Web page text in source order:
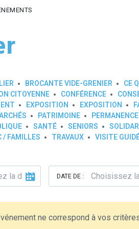
BROCANTE VIDE-GRENIER CE
CITOYENNE
CONFÉRENCE
EXPOSITION EXPOSITION
PATRIMOINE
SANTÉ SENIORS
/ FAMILLES
TRAVAUX VISITE
DATE DE :
ne correspond à vos